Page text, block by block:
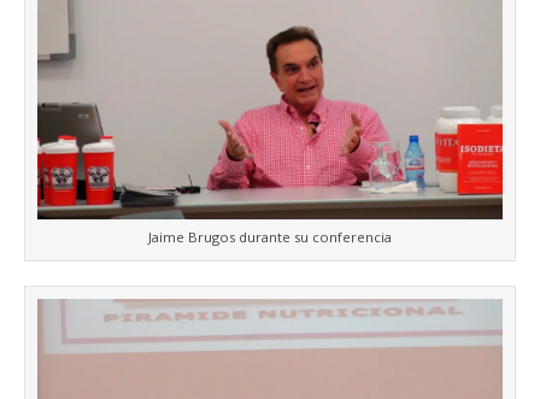
Jaime Brugos durante su conferencia